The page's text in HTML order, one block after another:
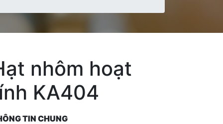
nhôm hoạt
KA404
TIN CHUNG